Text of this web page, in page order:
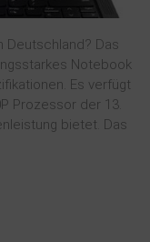
Deutschland? Das
Notebook
Es verfügt
Prozessor der 13.
bietet. Das